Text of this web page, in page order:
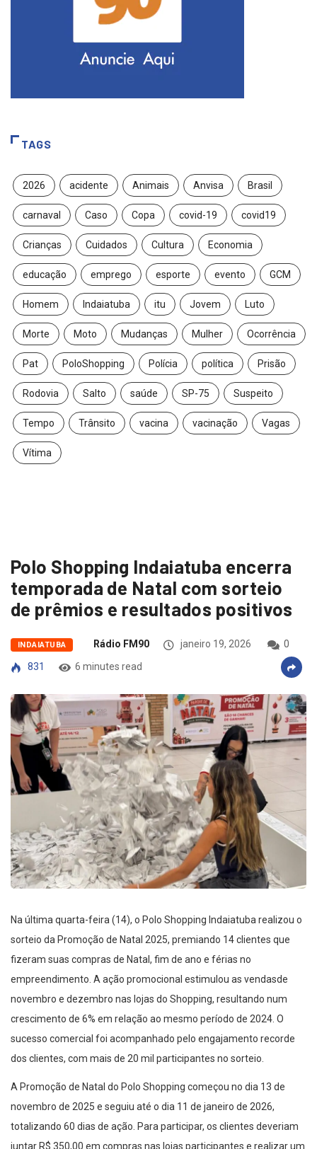
TAGS
2026 acidente Animais Anvisa Brasil
carnaval Caso Copa covid-19 covid19
Crianças Cuidados Cultura Economia
educação emprego esporte evento GCM
Homem Indaiatuba itu Jovem Luto
Morte Moto Mudanças Mulher Ocorrência
Pat PoloShopping Polícia política Prisão
Rodovia Salto saúde SP-75 Suspeito
Tempo Trânsito vacina vacinação Vagas
Vítima
Polo Shopping Indaiatuba encerra
temporada de Natal com sorteio
de prêmios e resultados positivos
INDAIATUBA Rádio FM90 janeiro 19, 2026
0
831
6 minutes read
Na última quarta-feira (14), o Polo Shopping Indaiatuba realizou o
sorteio da Promoção de Natal 2025, premiando 14 clientes que
fizeram suas compras de Natal, fim de ano e férias no
empreendimento. A ação promocional estimulou as vendasde
novembro e dezembro nas lojas do Shopping, resultando num
crescimento de 6% em relação ao mesmo período de 2024. O
sucesso comercial foi acompanhado pelo engajamento recorde
dos clientes, com mais de 20 mil participantes no sorteio.
A Promoção de Natal do Polo Shopping começou no dia 13 de
novembro de 2025 e seguiu até o dia 11 de janeiro de 2026,
totalizando 60 dias de ação. Para participar, os clientes deveriam
juntar R$ 350,00 em compras nas lojas participantes e realizar um